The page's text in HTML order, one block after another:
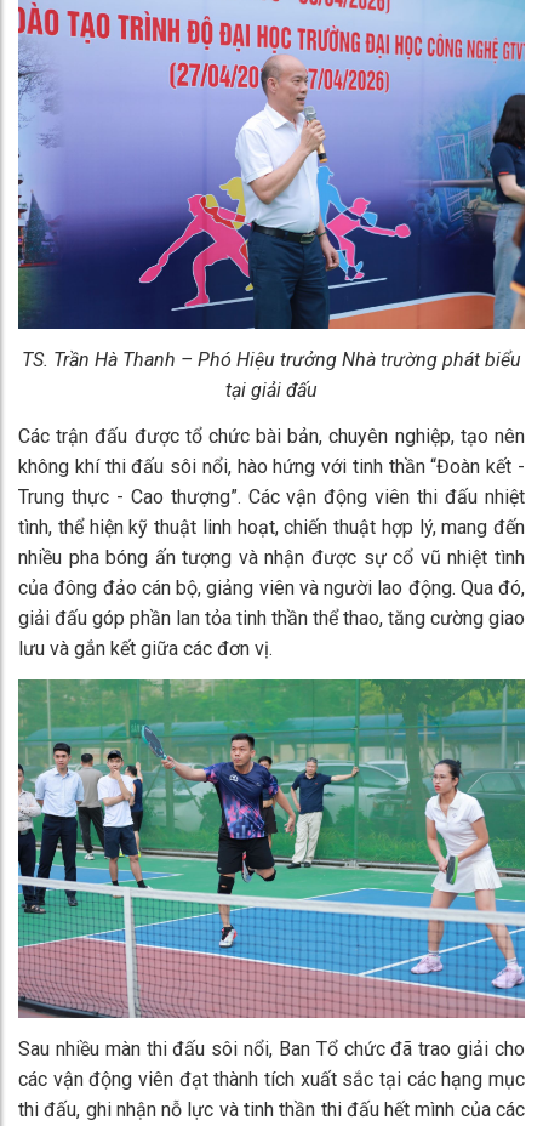
TS. Trần Hà Thanh – Phó Hiệu trưởng Nhà trường phát biểu
tại giải đấu
Các trận đấu được tổ chức bài bản, chuyên nghiệp, tạo nên
không khí thi đấu sôi nổi, hào hứng với tinh thần “Đoàn kết -
Trung thực - Cao thượng”. Các vận động viên thi đấu nhiệt
tình, thể hiện kỹ thuật linh hoạt, chiến thuật hợp lý, mang đến
nhiều pha bóng ấn tượng và nhận được sự cổ vũ nhiệt tình
của đông đảo cán bộ, giảng viên và người lao động. Qua đó,
giải đấu góp phần lan tỏa tinh thần thể thao, tăng cường giao
lưu và gắn kết giữa các đơn vị.
Sau nhiều màn thi đấu sôi nổi, Ban Tổ chức đã trao giải cho
các vận động viên đạt thành tích xuất sắc tại các hạng mục
thi đấu, ghi nhận nỗ lực và tinh thần thi đấu hết mình của các